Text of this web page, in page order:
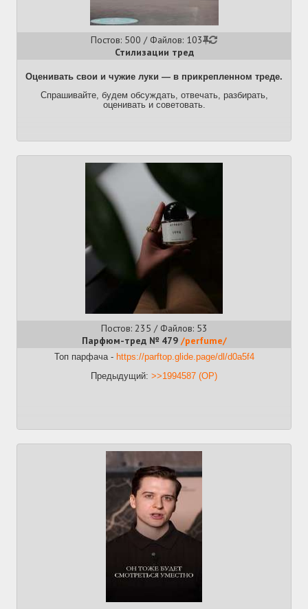
Деним
Обувь
Кроссовки
Аксессуары
Очки
Сумки и рюкзаки
Украшения
Уход за собой
Парфюм
Прически
Патлачи
Борода
Уход за собой
Постов: 500 / Файлов: 103
Стилизации тред
Оценивать свои и чужие луки — в прикрепленном треде.
Спрашивайте, будем обсуждать, отвечать, разбирать,
оценивать и советовать.
Постов: 235 / Файлов: 53
Парфюм-тред № 479 /perfume/
Топ парфача - https://parftop.glide.page/dl/d0a5f4
Предыдущий: >>1994587 (OP)